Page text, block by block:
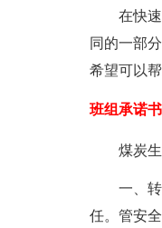
在快
同的一部
希望可以
班组承诺
煤炭
一、
任。管安